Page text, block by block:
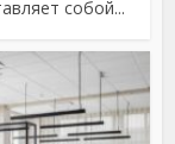
собой...